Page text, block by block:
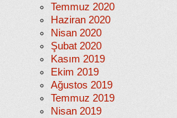
Temmuz 2020
Haziran 2020
Nisan 2020
Şubat 2020
Kasım 2019
Ekim 2019
Ağustos 2019
Temmuz 2019
Nisan 2019